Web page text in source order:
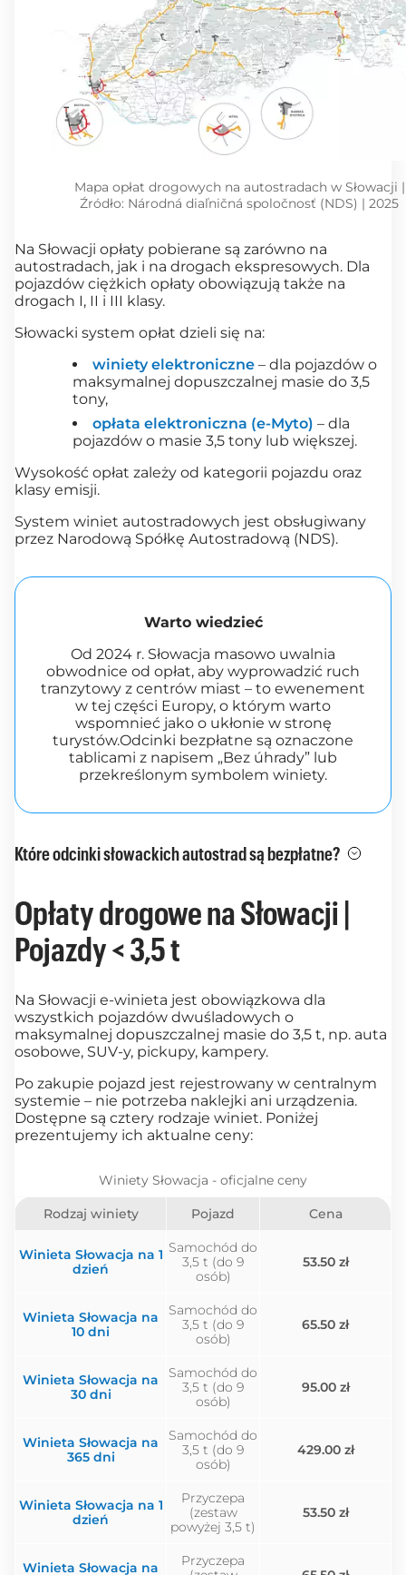
Mapa opłat drogowych na autostradach w Słowacji |
Źródło: Národná diaľničná spoločnosť (NDS) | 2025
Na Słowacji opłaty pobierane są zarówno na
autostradach, jak i na drogach ekspresowych. Dla
pojazdów ciężkich opłaty obowiązują także na
drogach I, II i III klasy.
Słowacki system opłat dzieli się na:
winiety elektroniczne – dla pojazdów o
maksymalnej dopuszczalnej masie do 3,5
tony,
opłata elektroniczna (e-Myto) – dla
pojazdów o masie 3,5 tony lub większej.
Wysokość opłat zależy od kategorii pojazdu oraz
klasy emisji.
System winiet autostradowych jest obsługiwany
przez Narodową Spółkę Autostradową (NDS).
Warto wiedzieć
Od 2024 r. Słowacja masowo uwalnia
obwodnice od opłat, aby wyprowadzić ruch
tranzytowy z centrów miast – to ewenement
w tej części Europy, o którym warto
wspomnieć jako o ukłonie w stronę
turystów.Odcinki bezpłatne są oznaczone
tablicami z napisem „Bez úhrady” lub
przekreślonym symbolem winiety.
Które odcinki słowackich autostrad są bezpłatne?
Opłaty drogowe na Słowacji |
Pojazdy < 3,5 t
Na Słowacji e-winieta jest obowiązkowa dla
wszystkich pojazdów dwuśladowych o
maksymalnej dopuszczalnej masie do 3,5 t, np. auta
osobowe, SUV-y, pickupy, kampery.
Po zakupie pojazd jest rejestrowany w centralnym
systemie – nie potrzeba naklejki ani urządzenia.
Dostępne są cztery rodzaje winiet. Poniżej
prezentujemy ich aktualne ceny:
Winiety Słowacja - oficjalne ceny
Rodzaj winiety Pojazd Cena
Winieta Słowacja na 1
dzień
Samochód do
3,5 t (do 9
osób)
53.50 zł
Winieta Słowacja na
10 dni
Samochód do
3,5 t (do 9
osób)
65.50 zł
Winieta Słowacja na
30 dni
Samochód do
3,5 t (do 9
osób)
95.00 zł
Winieta Słowacja na
365 dni
Samochód do
3,5 t (do 9
osób)
429.00 zł
Winieta Słowacja na 1
dzień
Przyczepa
(zestaw
powyżej 3,5 t)
53.50 zł
Winieta Słowacja na
Przyczepa